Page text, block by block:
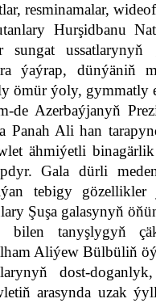
resminamalar,
Hurşidbanu
sungat
ýaýrap, dünýäniň
ömür ýoly, gymmatly
de Azerbaýjanyň
Panah Ali han
ähmiýetli
Gala dürli
tebigy gözellikler
Şuşa galasynyň
bilen tanyşlygyň
Aliýew Bülbüliň
dost-
arasynda uzak